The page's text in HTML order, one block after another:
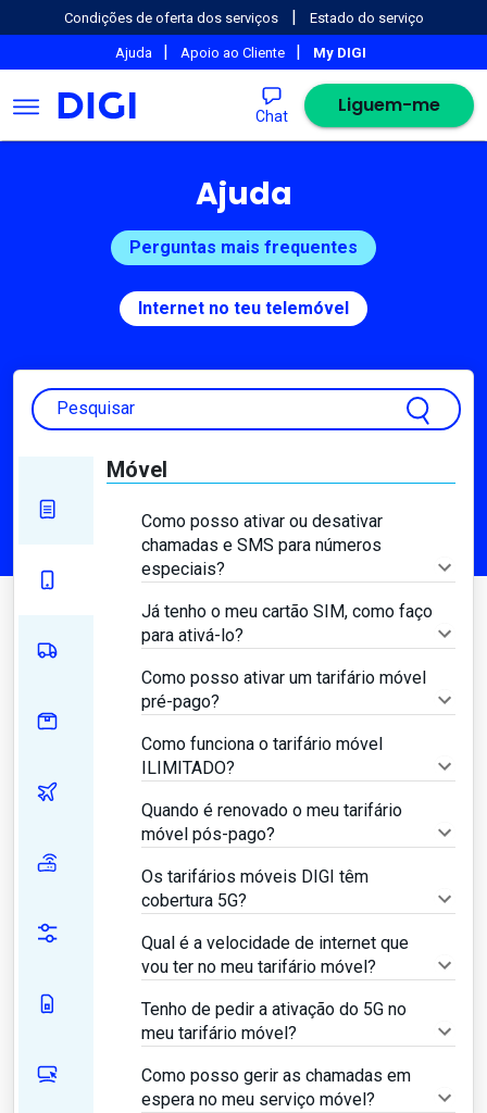
Condições de oferta dos serviços | Estado do serviço
Ajuda | Apoio ao Cliente | My DIGI
Chat Liguem-me
Ajuda
Perguntas mais frequentes
Internet no teu telemóvel
Pesquisar
Móvel
Como posso ativar ou desativar
chamadas e SMS para números
especiais?
Já tenho o meu cartão SIM, como faço
para ativá-lo?
Como posso ativar um tarifário móvel
pré-pago?
Como funciona o tarifário móvel
ILIMITADO?
Quando é renovado o meu tarifário
móvel pós-pago?
Os tarifários móveis DIGI têm
cobertura 5G?
Qual é a velocidade de internet que
vou ter no meu tarifário móvel?
Tenho de pedir a ativação do 5G no
meu tarifário móvel?
Como posso gerir as chamadas em
espera no meu serviço móvel?